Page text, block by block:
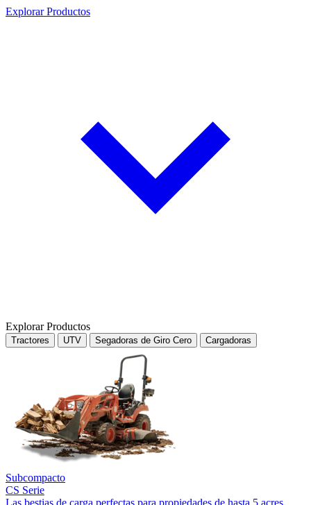
Explorar Productos
Explorar Productos
Tractores UTV Segadoras de Giro Cero Cargadoras
Subcompacto
CS Serie
Las bestias de carga perfectas para propiedades de hasta 5 acres.